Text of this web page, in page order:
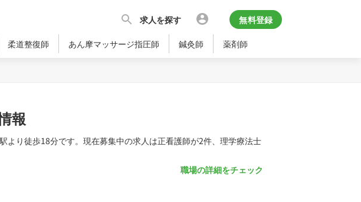
求人を探す 無料登録
柔道整復師 あん摩マッサージ指圧師 鍼灸師 薬剤師
報
より徒歩18分です。現在募集中の求人は正看護師が2件、理学療法士
職場の詳細をチェック